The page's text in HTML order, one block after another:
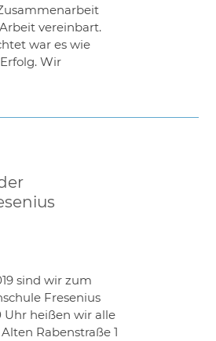
vereinbart.
war es wie
Wir
sind wir zum
Fresenius
Uhr heißen wir alle
Rabenstraße 1